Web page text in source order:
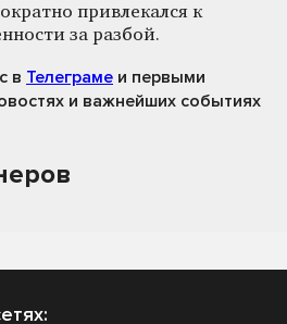
привлекался к
за разбой.
в Телеграме и первыми
и важнейших событиях